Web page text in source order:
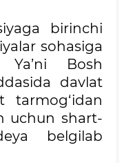
birinchi
sohasiga
Bosh
davlat
tarmog‘idan
uchun shart-
belgilab